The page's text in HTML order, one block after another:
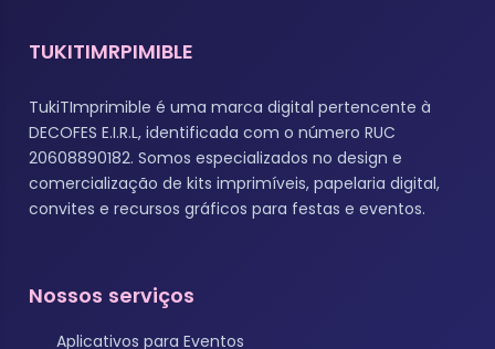
TUKITIMRPIMIBLE
TukiTImprimible é uma marca digital pertencente à
DECOFES E.I.R.L, identificada com o número RUC
20608890182. Somos especializados no design e
comercialização de kits imprimíveis, papelaria digital,
convites e recursos gráficos para festas e eventos.
Nossos serviços
Aplicativos para Eventos